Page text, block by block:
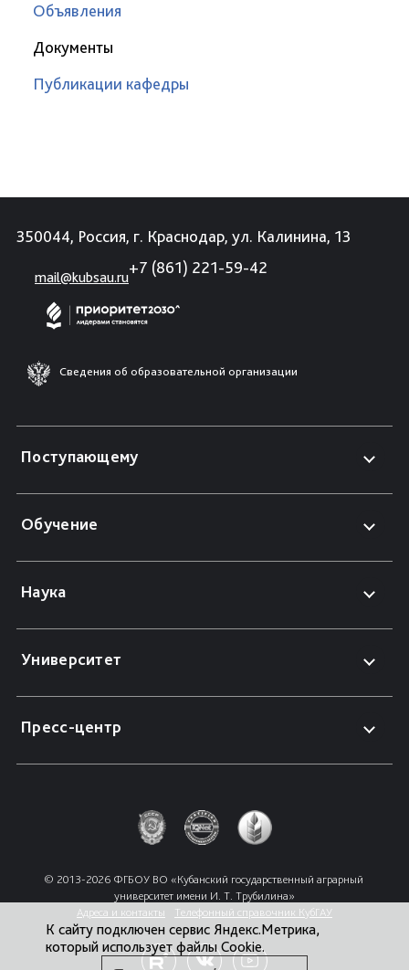
Объявления
Документы
Публикации кафедры
350044, Россия, г. Краснодар, ул. Калинина, 13
mail@kubsau.ru
+7 (861) 221-59-42
Сведения об образовательной организации
Поступающему
Обучение
Наука
Университет
Пресс-центр
© 2013-2026 ФГБОУ ВО «Кубанский государственный аграрный
университет имени И. Т. Трубилина»
Адреса и контакты
Телефонный справочник КубГАУ
К сайту подключен сервис Яндекс.Метрика,
который использует файлы Cookie.